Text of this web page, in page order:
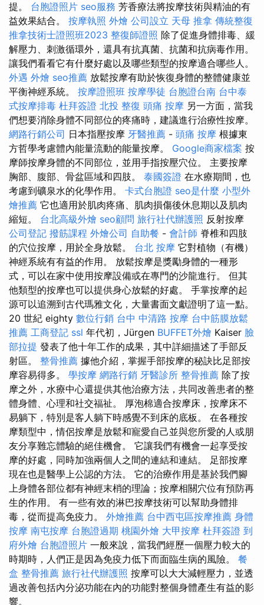
提。 台胞證照片 seo服務 芳香療法將按摩技術與精油的有
益效果結合。 按摩執照 外燴 公司設立 天母 推拿 傳統整復
推拿技術士證照班2023 整復師證照 除了促進身體排毒、緩
解壓力、刺激循環外，還具有抗真菌、抗菌和抗病毒作用。
讓我們看看它有什麼好處以及哪些類型的按摩適合哪些人。
外遇 外燴 seo推薦 放鬆按摩有助於恢復身體的整體健康並
平衡神經系統。 按摩證照班 按摩學徒 台胞證台南 台中泰
式按摩排毒 杜拜簽證 北投 整復 頭痛 按摩 另一方面，當我
們想要消除身體不同部位的疼痛時，建議進行治療性按摩。
網路行銷公司 日本指壓按摩 牙醫推薦 - 頭痛 按摩 根據東
方哲學考慮體內能量流動的能量按摩。 Google商家檔案 按
摩師按摩身體的不同部位，並用手指按壓穴位。 主要按摩
胸部、腹部、骨盆區域和四肢。 泰國簽證 在水療期間，也
考慮到礦泉水的化學作用。 卡式台胞證 seo是什麼 小型外
燴推薦 它也適用於肌肉疼痛、肌肉損傷後休息期以及肌肉
縮短。 台北高級外燴 seo顧問 旅行社代辦護照 反射按摩
公司登記 撥筋課程 外燴公司 自助餐 - 會計師 脊椎和四肢
的穴位按摩，用於全身放鬆。 台北 按摩 它對植物（有機）
神經系統有有益的作用。 放鬆按摩是獎勵身體的一種形
式，可以在家中使用按摩設備或在專門的沙龍進行。 但其
他類型的按摩也可以提供身心放鬆的好處。 手掌按摩的起
源可以追溯到古代瑪雅文化，大量書面文獻證明了這一點。
20 世紀 eighty 數位行銷 台中 中清路 按摩 台中筋膜放鬆
推薦 工商登記 ssl 年代初，Jürgen BUFFET外燴 Kaiser 臉
部拉提 發表了他十年工作的成果，其中詳細描述了手部反
射區。 整骨推薦 據他介紹，掌握手部按摩的秘訣比足部按
摩容易得多。 學按摩 網路行銷 牙醫診所 整骨推薦 除了按
摩之外，水療中心還提供其他治療方法，共同改善患者的整
體身體、心理和社交福祉。 厚泡棉適合按摩床，按摩床不
易躺下，特別是客人躺下時感覺不到床的底板。 在各種按
摩類型中，情侶按摩是放鬆和寵愛自己並與您所愛的人或朋
友分享難忘體驗的絕佳機會。 它讓我們有機會一起享受按
摩的好處，同時加強兩個人之間的連結和連結。 足部按摩
現在也是醫學上公認的方法。 它的治療作用是基於我們腳
上身體各部位都有神經末梢的理論；按摩相關穴位有預防再
生的作用。 有一些有效的淋巴按摩技術可以幫助身體排
毒，從而提高免疫力。 外燴推薦 台中西屯區按摩推薦 身體
按摩 南屯按摩 台胞證過期 桃園外燴 大甲按摩 杜拜簽證 到
府外燴 台胞證照片 一般來說，當我們經歷一個壓力較大的
時期時，人們正是因為免疫力低下而面臨生病的風險。 餐
盒 整骨推薦 旅行社代辦護照 按摩可以大大減輕壓力，並透
過改善包括內分泌功能在內的功能對整個身體產生有益的影
響。